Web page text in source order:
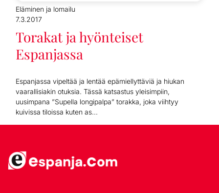
Eläminen ja lomailu
7.3.2017
Torakat ja hyönteiset
Espanjassa
Espanjassa vipeltää ja lentää epämiellyttäviä ja hiukan
vaarallisiakin otuksia. Tässä katsastus yleisimpiin,
uusimpana ”Supella longipalpa” torakka, joka viihtyy
kuivissa tiloissa kuten as...